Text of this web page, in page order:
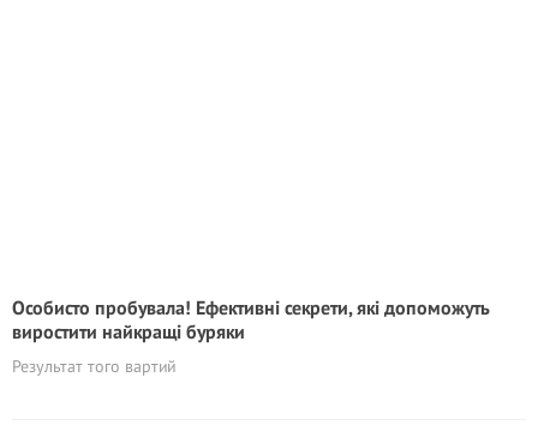
Особисто пробyвала! Eфективні секрети, які допоможуть
виростити найкращі буряки
Результат того вартий